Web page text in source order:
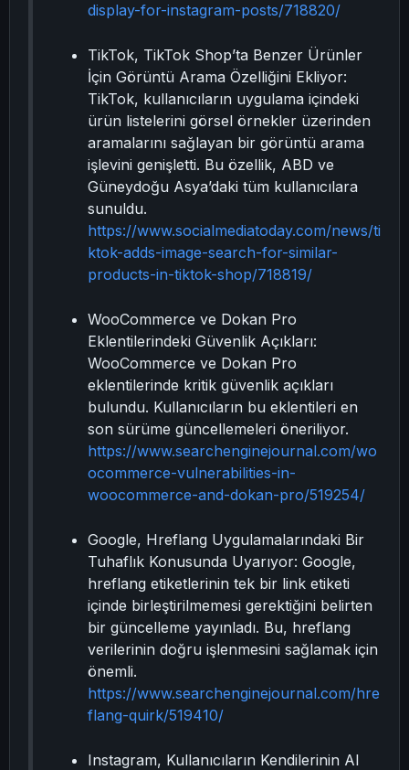
display-for-instagram-posts/718820/
TikTok, TikTok Shop’ta Benzer Ürünler
İçin Görüntü Arama Özelliğini Ekliyor:
TikTok, kullanıcıların uygulama içindeki
ürün listelerini görsel örnekler üzerinden
aramalarını sağlayan bir görüntü arama
işlevini genişletti. Bu özellik, ABD ve
Güneydoğu Asya’daki tüm kullanıcılara
sunuldu.
https://www.socialmediatoday.com/news/ti
ktok-adds-image-search-for-similar-
products-in-tiktok-shop/718819/
WooCommerce ve Dokan Pro
Eklentilerindeki Güvenlik Açıkları:
WooCommerce ve Dokan Pro
eklentilerinde kritik güvenlik açıkları
bulundu. Kullanıcıların bu eklentileri en
son sürüme güncellemeleri öneriliyor.
https://www.searchenginejournal.com/wo
ocommerce-vulnerabilities-in-
woocommerce-and-dokan-pro/519254/
Google, Hreflang Uygulamalarındaki Bir
Tuhaflık Konusunda Uyarıyor: Google,
hreflang etiketlerinin tek bir link etiketi
içinde birleştirilmemesi gerektiğini belirten
bir güncelleme yayınladı. Bu, hreflang
verilerinin doğru işlenmesini sağlamak için
önemli.
https://www.searchenginejournal.com/hre
flang-quirk/519410/
Instagram, Kullanıcıların Kendilerinin AI